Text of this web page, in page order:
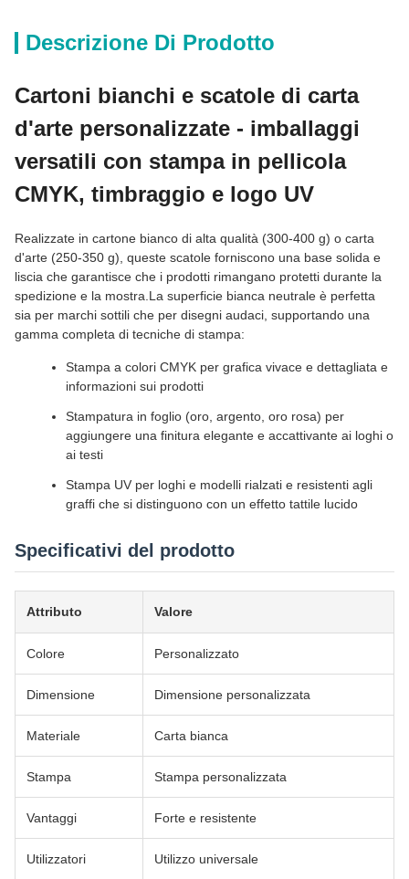
Descrizione Di Prodotto
Cartoni bianchi e scatole di carta
d'arte personalizzate - imballaggi
versatili con stampa in pellicola
CMYK, timbraggio e logo UV
Realizzate in cartone bianco di alta qualità (300-400 g) o carta
d'arte (250-350 g), queste scatole forniscono una base solida e
liscia che garantisce che i prodotti rimangano protetti durante la
spedizione e la mostra.La superficie bianca neutrale è perfetta
sia per marchi sottili che per disegni audaci, supportando una
gamma completa di tecniche di stampa:
Stampa a colori CMYK per grafica vivace e dettagliata e
informazioni sui prodotti
Stampatura in foglio (oro, argento, oro rosa) per
aggiungere una finitura elegante e accattivante ai loghi o
ai testi
Stampa UV per loghi e modelli rialzati e resistenti agli
graffi che si distinguono con un effetto tattile lucido
Specificativi del prodotto
Attributo Valore
Colore Personalizzato
Dimensione Dimensione personalizzata
Materiale Carta bianca
Stampa Stampa personalizzata
Vantaggi Forte e resistente
Utilizzatori Utilizzo universale